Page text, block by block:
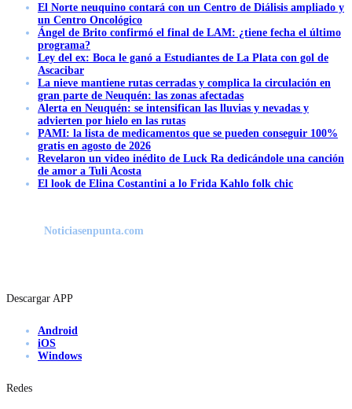
El Norte neuquino contará con un Centro de Diálisis ampliado y
un Centro Oncológico
Ángel de Brito confirmó el final de LAM: ¿tiene fecha el último
programa?
Ley del ex: Boca le ganó a Estudiantes de La Plata con gol de
Ascacibar
La nieve mantiene rutas cerradas y complica la circulación en
gran parte de Neuquén: las zonas afectadas
Alerta en Neuquén: se intensifican las lluvias y nevadas y
advierten por hielo en las rutas
PAMI: la lista de medicamentos que se pueden conseguir 100%
gratis en agosto de 2026
Revelaron un video inédito de Luck Ra dedicándole una canción
de amor a Tuli Acosta
El look de Elina Costantini a lo Frida Kahlo folk chic
Noticiasenpunta.com
Descargar APP
Android
iOS
Windows
Redes